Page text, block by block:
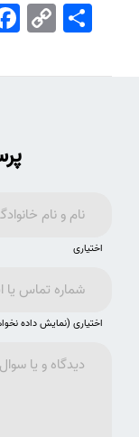
Copy
Link
اشتراک
اختیاری
اختیاری (نمایش داده